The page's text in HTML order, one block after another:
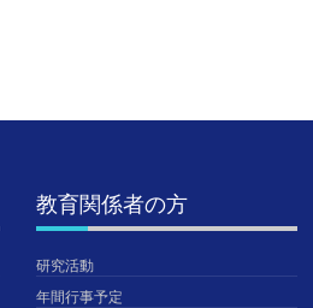
教育関係者の方
研究活動
年間行事予定